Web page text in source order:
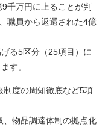
千万円に上ることが判
職員から返還された4億
る5区分（25項目）に
す。
制度の周知徹底など5項
物品調達体制の拠点化